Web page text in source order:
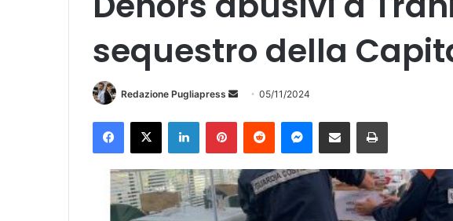
sequestro della
Redazione Pugliapress
Invia 05/11/2024
Facebook
X LinkedInPinterestReddit Messenger
Condividi via mail Stampa